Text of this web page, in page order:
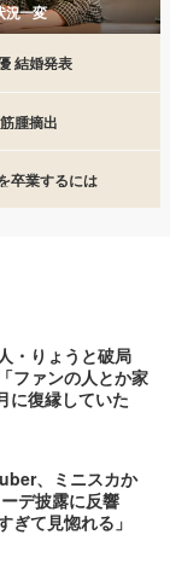
況一変
結婚発表
腫摘出
卒業するには
・りょうと破局
ファンの人とか家
に復縁していた
、ミニスカか
デ披露に反響
ぎて見惚れる」